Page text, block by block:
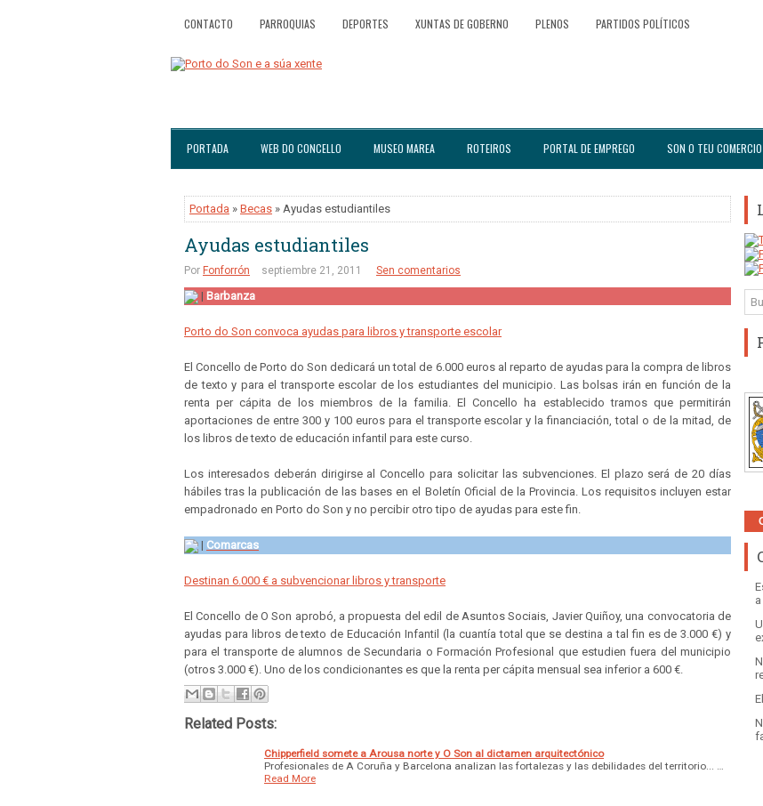
CONTACTO PARROQUIAS DEPORTES XUNTAS DE GOBERNO PLENOS PARTIDOS POLÍTICOS
PORTADA WEB DO CONCELLO MUSEO MAREA ROTEIROS PORTAL DE EMPREGO SON O TEU COMERCIO
Portada » Becas » Ayudas estudiantiles
Ayudas estudiantiles
Por Fonforrón septiembre 21, 2011 Sen comentarios
| Barbanza
Porto do Son convoca ayudas para libros y transporte escolar
El Concello de Porto do Son dedicará un total de 6.000 euros al reparto de ayudas para la compra de libros
de texto y para el transporte escolar de los estudiantes del municipio. Las bolsas irán en función de la
renta per cápita de los miembros de la familia. El Concello ha establecido tramos que permitirán
aportaciones de entre 300 y 100 euros para el transporte escolar y la financiación, total o de la mitad, de
los libros de texto de educación infantil para este curso.
Los interesados deberán dirigirse al Concello para solicitar las subvenciones. El plazo será de 20 días
hábiles tras la publicación de las bases en el Boletín Oficial de la Provincia. Los requisitos incluyen estar
empadronado en Porto do Son y no percibir otro tipo de ayudas para este fin.
| Comarcas
Destinan 6.000 € a subvencionar libros y transporte
El Concello de O Son aprobó, a propuesta del edil de Asuntos Sociais, Javier Quiñoy, una convocatoria de
ayudas para libros de texto de Educación Infantil (la cuantía total que se destina a tal fin es de 3.000 €) y
para el transporte de alumnos de Secundaria o Formación Profesional que estudien fuera del municipio
(otros 3.000 €). Uno de los condicionantes es que la renta per cápita mensual sea inferior a 600 €.
Related Posts:
Chipperfield somete a Arousa norte y O Son al dictamen arquitectónico
Profesionales de A Coruña y Barcelona analizan las fortalezas y las debilidades del territorio... …
Read More